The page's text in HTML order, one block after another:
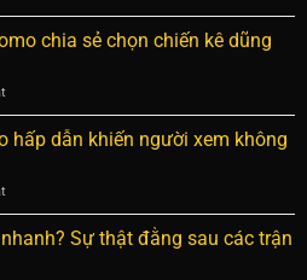
thật
bất
chuẩn
từ
dễ
áp
dụng
Thuật
ngữ
Thomo:
Tổng
hợp
và
chi
tiết
chia sẻ chọn chiến kê dũng
ở
Cao
thủ
Thomo
chia
sẻ
hấp dẫn khiến người xem không
ở
Trận
đá
Sự thật đằng sau các trận